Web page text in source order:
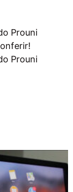
Prouni
Prouni